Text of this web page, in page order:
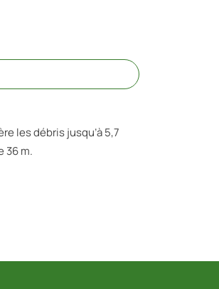
les débris jusqu’à 5,7
36 m.